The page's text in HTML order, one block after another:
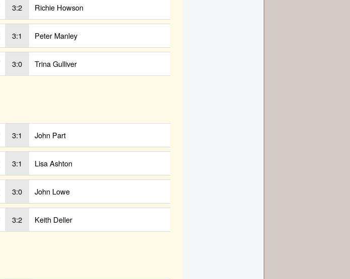
3:2 Richie Howson
3:1 Peter Manley
3:0 Trina Gulliver
3:1 John Part
3:1 Lisa Ashton
3:0 John Lowe
3:2 Keith Deller